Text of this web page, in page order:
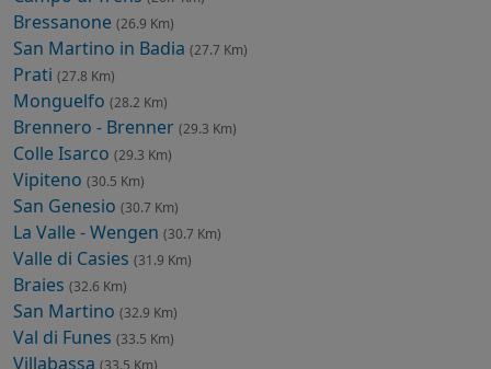
Bressanone (26.9 Km)
San Martino in Badia (27.7 Km)
Prati (27.8 Km)
Monguelfo (28.2 Km)
Brennero - Brenner (29.3 Km)
Colle Isarco (29.3 Km)
Vipiteno (30.5 Km)
San Genesio (30.7 Km)
La Valle - Wengen (30.7 Km)
Valle di Casies (31.9 Km)
Braies (32.6 Km)
San Martino (32.9 Km)
Val di Funes (33.5 Km)
Villabassa (33.5 Km)